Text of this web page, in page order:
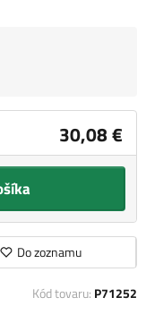
30,08 €
Do zoznamu
Kód tovaru: P71252